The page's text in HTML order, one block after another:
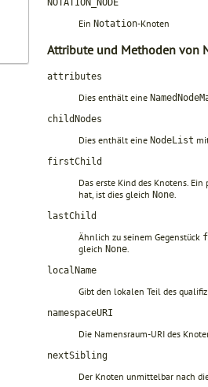
Ein Notation-Knoten
Attribute und Methoden von
attributes
Dies enthält eine
childNodes
Dies enthält eine NodeList
firstChild
Das erste Kind des Knotens.
hat, ist dies gleich None.
lastChild
Ähnlich zu seinem Gegenstück
gleich None.
localName
Gibt den lokalen Teil des
namespaceURI
Die Namensraum-URI des
nextSibling
Der Knoten unmittelbar nach